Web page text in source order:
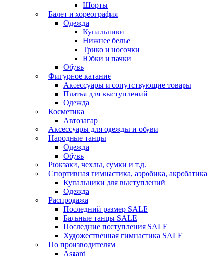
Шорты
Балет и хореография
Одежда
Купальники
Нижнее белье
Трико и носочки
Юбки и пачки
Обувь
Фигурное катание
Аксессуары и сопутствующие товары
Платья для выступлений
Одежда
Косметика
Автозагар
Аксессуары для одежды и обуви
Народные танцы
Одежда
Обувь
Рюкзаки, чехлы, сумки и т.д.
Спортивная гимнастика, аэробика, акробатика
Купальники для выступлений
Одежда
Распродажа
Последний размер SALE
Бальные танцы SALE
Последние поступления SALE
Художественная гимнастика SALE
По производителям
Asgard